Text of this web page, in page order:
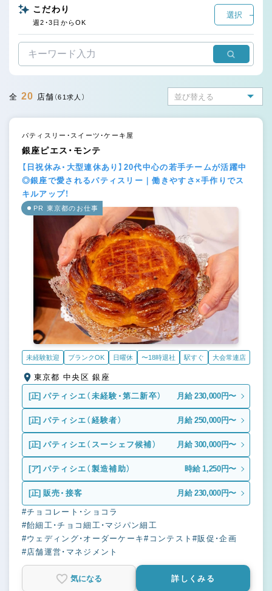
こだわり
選択
週2・3日からOK
全 20 店舗 （61求人）
パティスリー・スイーツ・ケーキ屋
銀座ピエス・モンテ
【日祝休み・大型連休あり】20代中心の若手チームが活躍中
◎銀座で愛されるパティスリー｜働きやすさ×手作りでス
キルアップ！
PR 東京都のお仕事
未経験歓迎 ブランクOK 日曜休 〜18時退社 駅すぐ 大会常連店
東京都 中央区 銀座
[正] パティシエ（未経験・第二新卒） 月給 230,000円〜
[正] パティシエ（経験者） 月給 250,000円〜
[正] パティシエ（スーシェフ候補） 月給 300,000円〜
[ア] パティシエ（製造補助） 時給 1,250円〜
[正] 販売・接客 月給 230,000円〜
#チョコレート・ショコラ
#飴細工・チョコ細工・マジパン細工
#ウェディング・オーダーケーキ#コンテスト#販促・企画
#店舗運営・マネジメント
気になる 詳しくみる